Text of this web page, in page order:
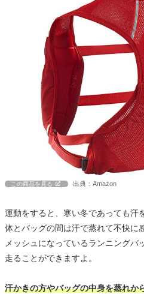
この商品を見る 出典：Amazon
運動をすると、寒い冬であっても汗
体とバッグの間は汗で蒸れて不快に
メッシュになっているランニングバ
走ることができますよ。
汗かきの方やバッグの中身を蒸れか